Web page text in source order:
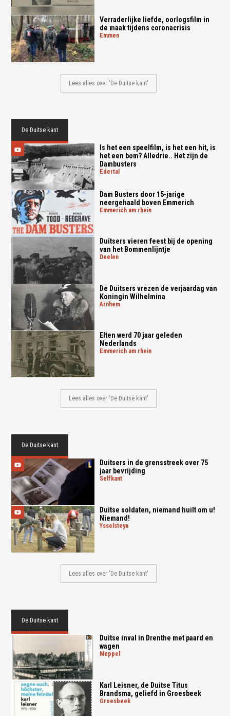
Verraderlijke liefde, oorlogsfilm in
de maak tijdens coronacrisis
emmen
Lees alles over 'De Duitse kant'
De Duitse kant
Is het een speelfilm, is het een hit, is
het een bom? Alledrie.. Het zijn de
Dambusters
edertal
Dam Busters door 15-jarige
neergehaald boven Emmerich
emmerich am rhein
Duitsers vieren feest bij de opening
van het Bommenlijntje
deelen
De Duitsers vrezen de verjaardag van
Koningin Wilhelmina
arnhem
Elten werd 70 jaar geleden
Nederlands
emmerich am rhein
Lees alles over 'De Duitse kant'
De Duitse kant
Duitsers in de grensstreek over 75
jaar bevrijding
selfkant
Duitse soldaten, niemand huilt om u!
Niemand!
ysselsteyn
Lees alles over 'De Duitse kant'
De Duitse kant
Duitse inval in Drenthe met paard en
wagen
meppel
Karl Leisner, de Duitse Titus
Brandsma, geliefd in Groesbeek
groesbeek